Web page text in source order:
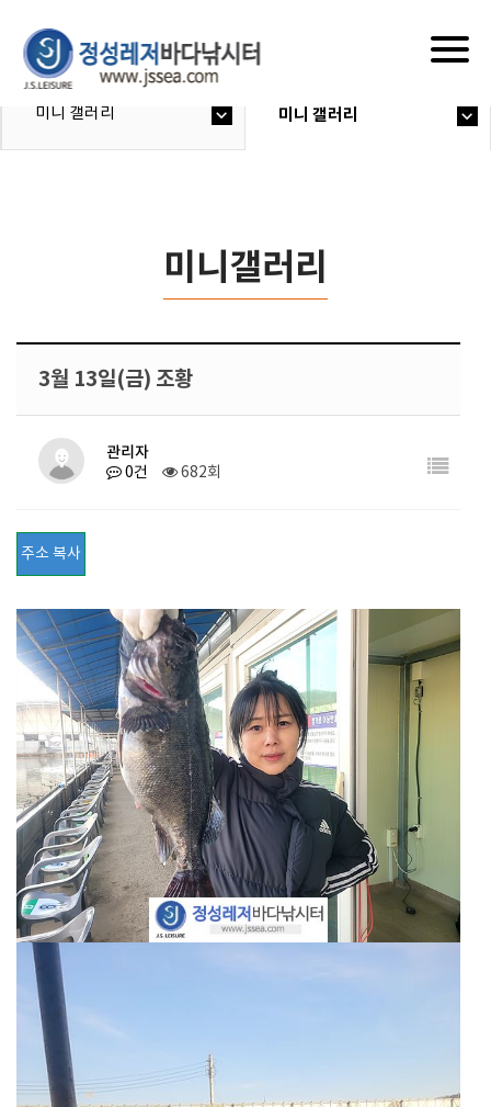
미니 갤러리 미니 갤러리
미니갤러리
3월 13일(금) 조황
관리자
0건 682회
주소 복사